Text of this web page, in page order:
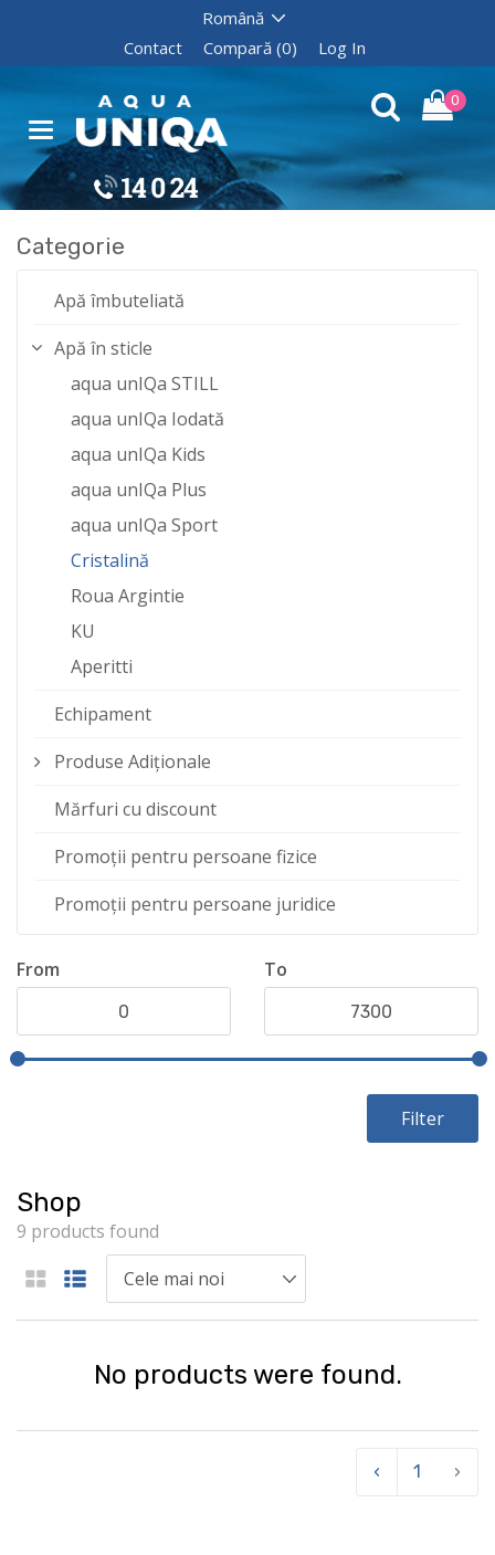
Contact Compară (0) Log In
0
Categorie
Apă îmbuteliată
Apă în sticle
aqua unIQa STILL
aqua unIQa Iodată
aqua unIQa Kids
aqua unIQa Plus
aqua unIQa Sport
Cristalină
Roua Argintie
KU
Aperitti
Echipament
Produse Adiționale
Mărfuri cu discount
Promoții pentru persoane fizice
Promoții pentru persoane juridice
From To
Filter
Shop
9 products found
No products were found.
‹ 1 ›